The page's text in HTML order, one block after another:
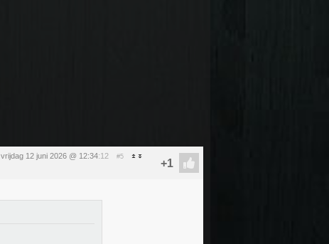
vrijdag 12 juni 2026 @ 12:34:12 #5